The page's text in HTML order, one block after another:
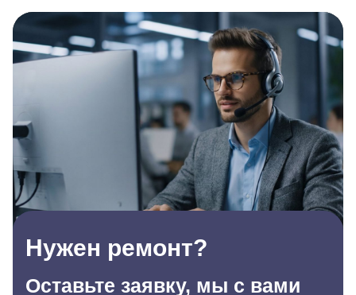
Нужен ремонт?
Оставьте заявку, мы с вами